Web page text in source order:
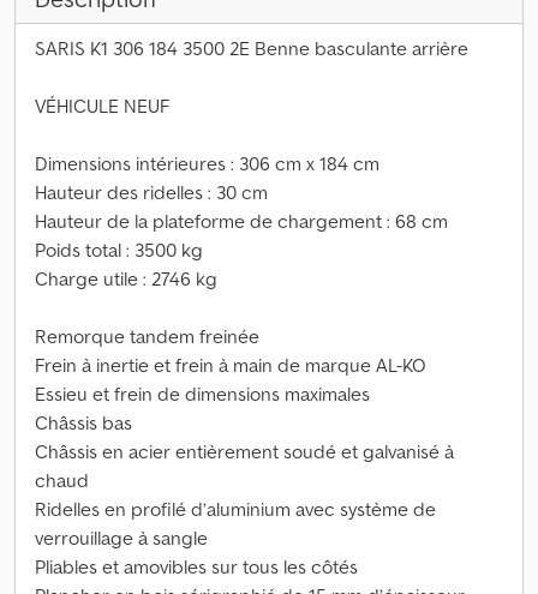
SARIS K1 306 184 3500 2E Benne basculante arrière
VÉHICULE NEUF
Dimensions intérieures : 306 cm x 184 cm
Hauteur des ridelles : 30 cm
Hauteur de la plateforme de chargement : 68 cm
Poids total : 3500 kg
Charge utile : 2746 kg
Remorque tandem freinée
Frein à inertie et frein à main de marque AL-KO
Essieu et frein de dimensions maximales
Châssis bas
Châssis en acier entièrement soudé et galvanisé à
chaud
Ridelles en profilé d’aluminium avec système de
verrouillage à sangle
Pliables et amovibles sur tous les côtés